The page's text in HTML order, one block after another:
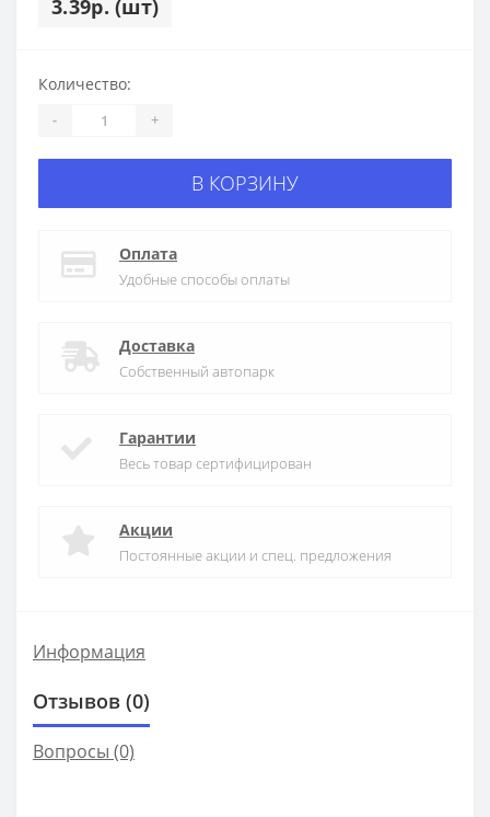
3.39р. (шт)
Количество:
- +
В КОРЗИНУ
Оплата
Удобные способы оплаты
Доставка
Собственный автопарк
Гарантии
Весь товар сертифицирован
Акции
Постоянные акции и спец. предложения
Информация
Отзывов (0)
Вопросы (0)